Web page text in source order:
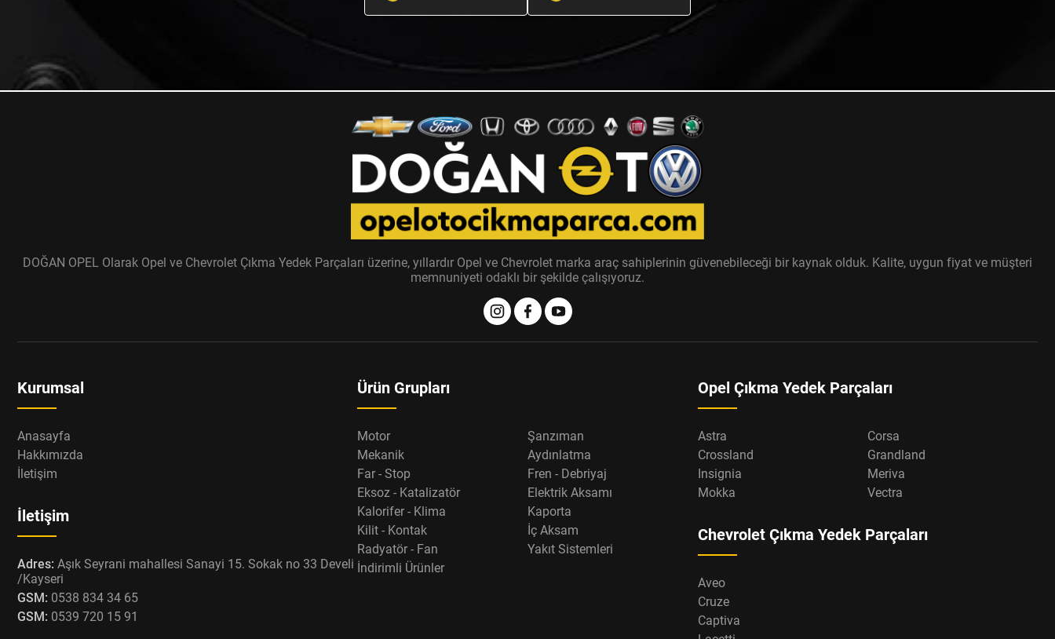
DOĞAN OPEL Olarak Opel ve Chevrolet Çıkma Yedek Parçaları üzerine, yıllardır Opel ve Chevrolet marka araç sahiplerinin güvenebileceği bir kaynak olduk. Kalite, uygun fiyat ve müşteri
memnuniyeti odaklı bir şekilde çalışıyoruz.
Kurumsal
Anasayfa
Hakkımızda
İletişim
İletişim
Adres: Aşık Seyrani mahallesi Sanayi 15. Sokak no 33 Develi
/Kayseri
GSM: 0538 834 34 65
GSM: 0539 720 15 91
Ürün Grupları
Motor
Şanzıman
Mekanik
Aydınlatma
Far - Stop
Fren - Debriyaj
Eksoz - Katalizatör
Elektrik Aksamı
Kalorifer - Klima
Kaporta
Kilit - Kontak
İç Aksam
Radyatör - Fan
Yakıt Sistemleri
İndirimli Ürünler
Opel Çıkma Yedek Parçaları
Astra
Corsa
Crossland
Grandland
Insignia
Meriva
Mokka
Vectra
Chevrolet Çıkma Yedek Parçaları
Aveo
Cruze
Captiva